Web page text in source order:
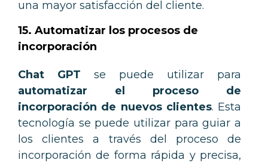
una mayor satisfacción del cliente.
15. Automatizar los procesos de
incorporación
Chat GPT se puede utilizar para
automatizar el proceso de
incorporación de nuevos clientes. Esta
tecnología se puede utilizar para guiar a
los clientes a través del proceso de
incorporación de forma rápida y precisa,